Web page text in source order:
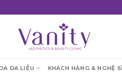
DA LIỄU KHÁCH HÀNG & NGHỆ SĨ